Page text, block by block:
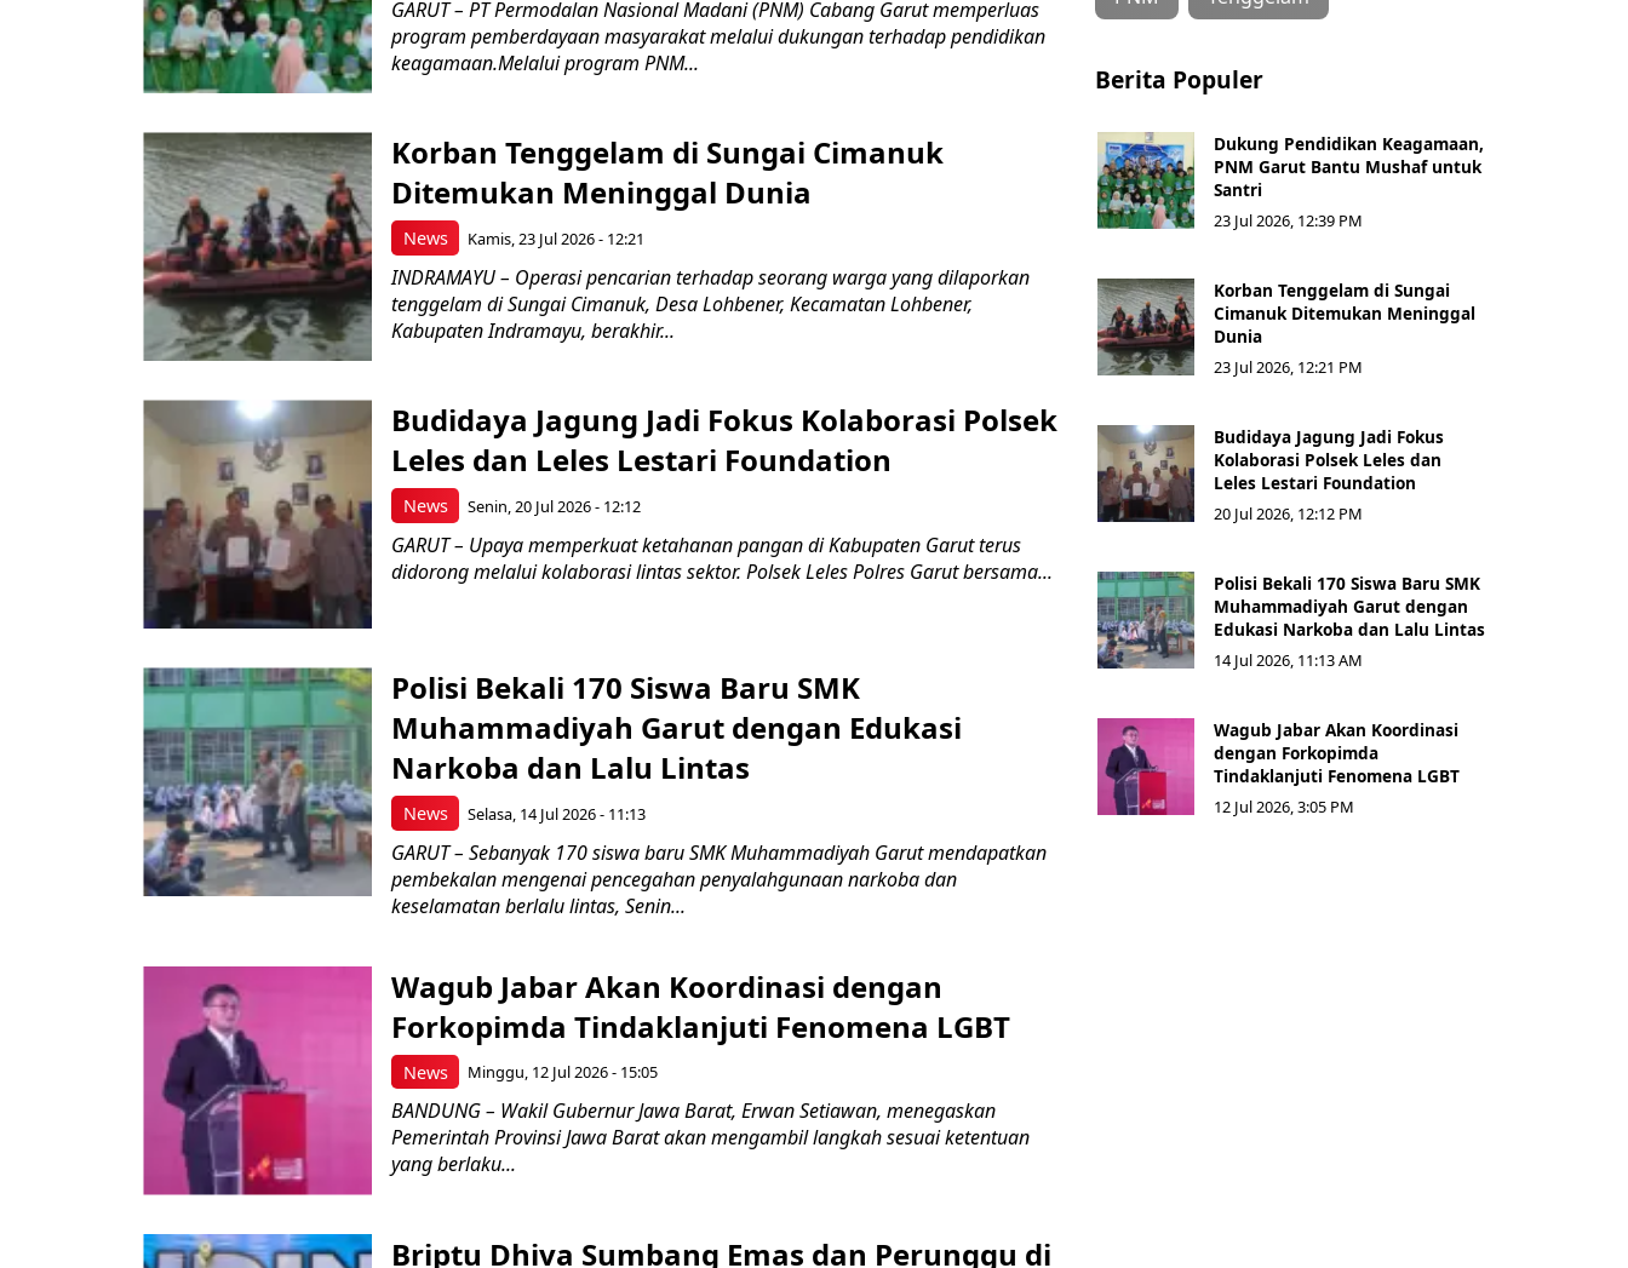
GARUT – PT Permodalan Nasional Madani (PNM) Cabang Garut memperluas
program pemberdayaan masyarakat melalui dukungan terhadap pendidikan
keagamaan.Melalui program PNM...
News
Korban Tenggelam di Sungai Cimanuk
Ditemukan Meninggal Dunia
Kamis, 23 Jul 2026 - 12:21
INDRAMAYU – Operasi pencarian terhadap seorang warga yang dilaporkan
tenggelam di Sungai Cimanuk, Desa Lohbener, Kecamatan Lohbener,
Kabupaten Indramayu, berakhir...
News
Budidaya Jagung Jadi Fokus Kolaborasi Polsek
Leles dan Leles Lestari Foundation
Senin, 20 Jul 2026 - 12:12
GARUT – Upaya memperkuat ketahanan pangan di Kabupaten Garut terus
didorong melalui kolaborasi lintas sektor. Polsek Leles Polres Garut bersama...
News
Polisi Bekali 170 Siswa Baru SMK
Muhammadiyah Garut dengan Edukasi
Narkoba dan Lalu Lintas
Selasa, 14 Jul 2026 - 11:13
GARUT – Sebanyak 170 siswa baru SMK Muhammadiyah Garut mendapatkan
pembekalan mengenai pencegahan penyalahgunaan narkoba dan
keselamatan berlalu lintas, Senin...
News
Wagub Jabar Akan Koordinasi dengan
Forkopimda Tindaklanjuti Fenomena LGBT
Minggu, 12 Jul 2026 - 15:05
BANDUNG – Wakil Gubernur Jawa Barat, Erwan Setiawan, menegaskan
Pemerintah Provinsi Jawa Barat akan mengambil langkah sesuai ketentuan
yang berlaku...
Briptu Dhiva Sumbang Emas dan Perunggu di
Berita Populer
Dukung Pendidikan Keagamaan,
PNM Garut Bantu Mushaf untuk
Santri
23 Jul 2026, 12:39 PM
Korban Tenggelam di Sungai
Cimanuk Ditemukan Meninggal
Dunia
23 Jul 2026, 12:21 PM
Budidaya Jagung Jadi Fokus
Kolaborasi Polsek Leles dan
Leles Lestari Foundation
20 Jul 2026, 12:12 PM
Polisi Bekali 170 Siswa Baru SMK
Muhammadiyah Garut dengan
Edukasi Narkoba dan Lalu Lintas
14 Jul 2026, 11:13 AM
Wagub Jabar Akan Koordinasi
dengan Forkopimda
Tindaklanjuti Fenomena LGBT
12 Jul 2026, 3:05 PM